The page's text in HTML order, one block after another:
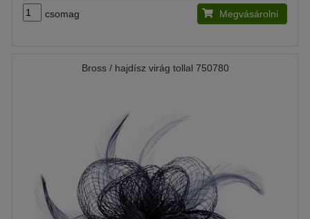
csomag Megvásárolni
Bross / hajdísz virág tollal 750780